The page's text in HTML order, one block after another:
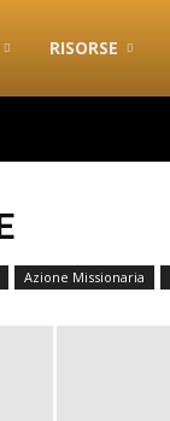
RISORSE
Azione Missionaria